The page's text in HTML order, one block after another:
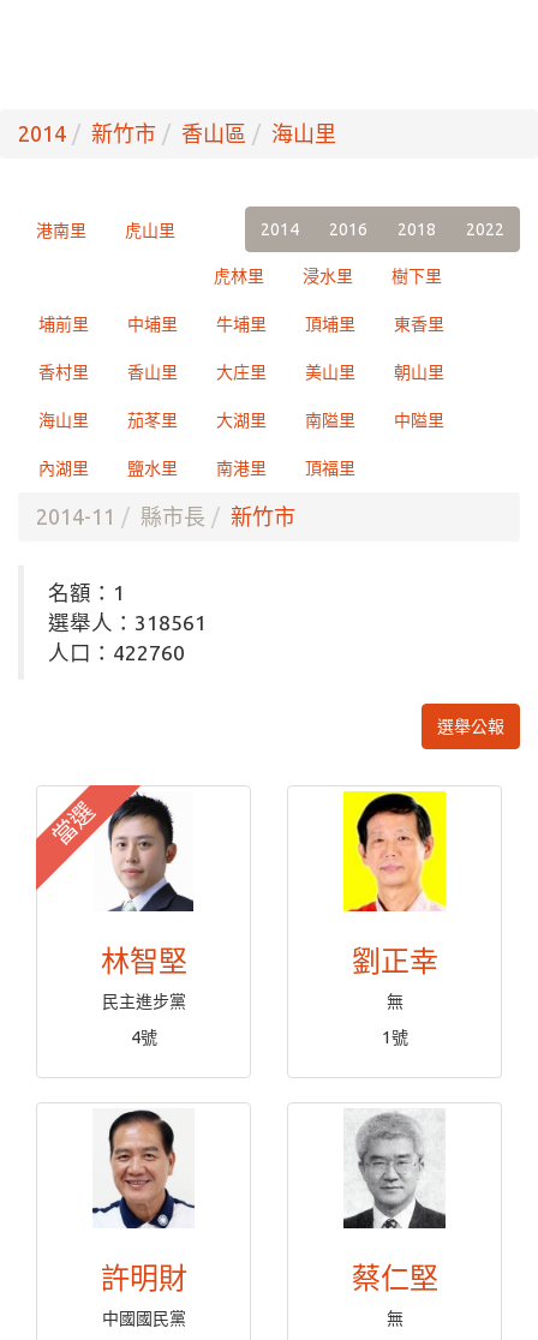
2014 新竹市 香山區 海山里
2014 2016 2018 2022
港南里 虎山里
虎林里 浸水里 樹下里
埔前里 中埔里 牛埔里 頂埔里 東香里
香村里 香山里 大庄里 美山里 朝山里
海山里 茄苳里 大湖里 南隘里 中隘里
內湖里 鹽水里 南港里 頂福里
2014-11 縣市長 新竹市
名額：1
選舉人：318561
人口：422760
選舉公報
當選
林智堅
民主進步黨
4號
劉正幸
無
1號
許明財
中國國民黨
蔡仁堅
無